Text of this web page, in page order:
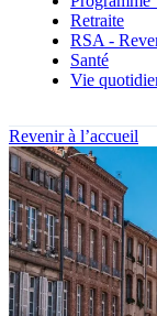
Retraite
RSA -
Santé
Vie
Revenir à l’accueil